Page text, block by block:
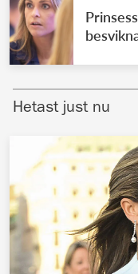
Hetast just nu